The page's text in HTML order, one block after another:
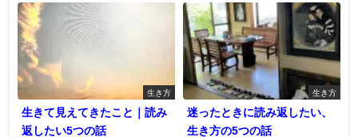
生き方
生きて見えてきたこと｜読み
返したい5つの話
生き方
迷ったときに読み返したい、
生き方の5つの話